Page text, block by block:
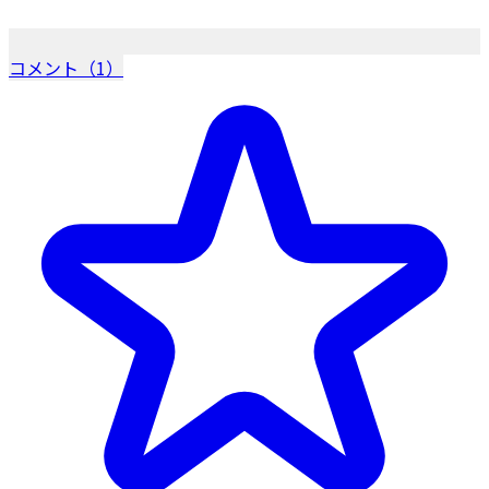
コメント（1）